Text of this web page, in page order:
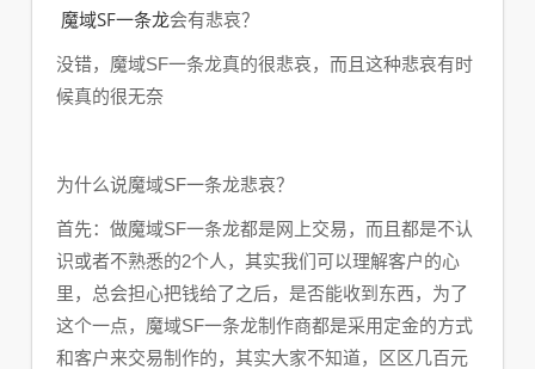
魔域SF一条龙会有悲哀？
没错，魔域SF一条龙真的很悲哀，而且这种悲哀有时
候真的很无奈
为什么说魔域SF一条龙悲哀？
首先：做魔域SF一条龙都是网上交易，而且都是不认
识或者不熟悉的2个人，其实我们可以理解客户的心
里，总会担心把钱给了之后，是否能收到东西，为了
这个一点，魔域SF一条龙制作商都是采用定金的方式
和客户来交易制作的，其实大家不知道，区区几百元